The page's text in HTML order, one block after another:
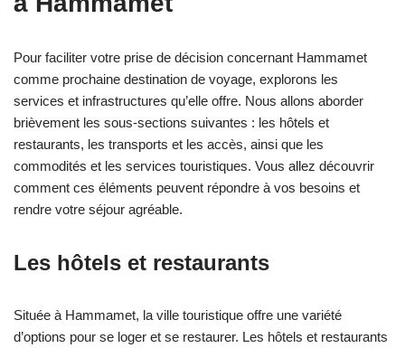
Pour faciliter votre prise de décision concernant Hammamet
comme prochaine destination de voyage, explorons les
services et infrastructures qu’elle offre. Nous allons aborder
brièvement les sous-sections suivantes : les hôtels et
restaurants, les transports et les accès, ainsi que les
commodités et les services touristiques. Vous allez découvrir
comment ces éléments peuvent répondre à vos besoins et
rendre votre séjour agréable.
Les hôtels et restaurants
Située à Hammamet, la ville touristique offre une variété
d’options pour se loger et se restaurer. Les hôtels et restaurants